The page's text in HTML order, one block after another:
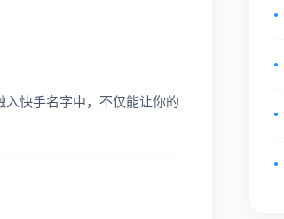
快手名字中，不仅能让你的